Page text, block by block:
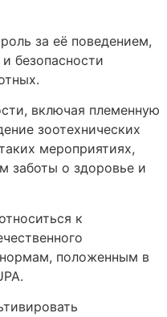
за её поведением,
безопасности
включая племенную
зоотехнических
мероприятиях,
заботы о здоровье и
к
положенным в